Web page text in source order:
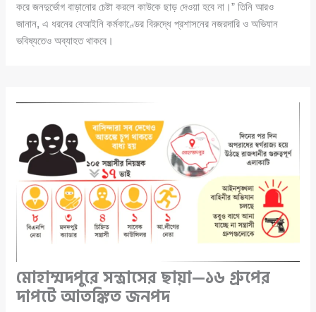
করে জনদুর্ভোগ বাড়ানোর চেষ্টা করলে কাউকে ছাড় দেওয়া হবে না।” তিনি আরও
জানান, এ ধরনের বেআইনি কর্মকাণ্ডের বিরুদ্ধে প্রশাসনের নজরদারি ও অভিযান
ভবিষ্যতেও অব্যাহত থাকবে।
মোহাম্মদপুরে সন্ত্রাসের ছায়া—১৬ গ্রুপের
দাপটে আতঙ্কিত জনপদ